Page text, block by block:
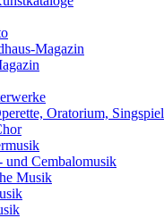
Magazin
Oratorium, Singspiel
und Cembalomusik
Musik